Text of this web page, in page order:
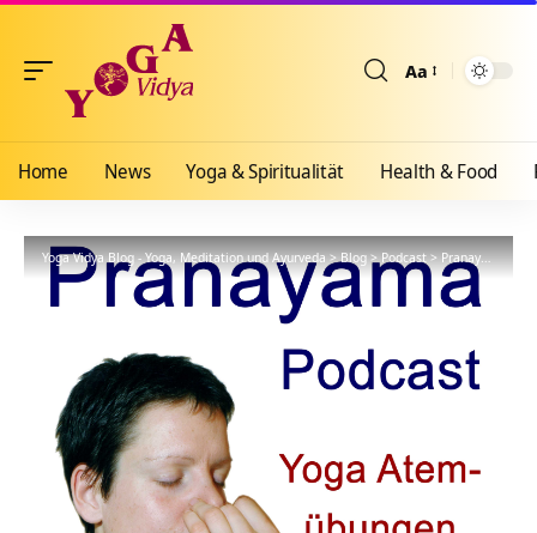
Aa
Home News Yoga & Spiritualität Health & Food
Yoga Vidya Blog - Yoga, Meditation und Ayurveda>Blog>Podcast>Pranayama >